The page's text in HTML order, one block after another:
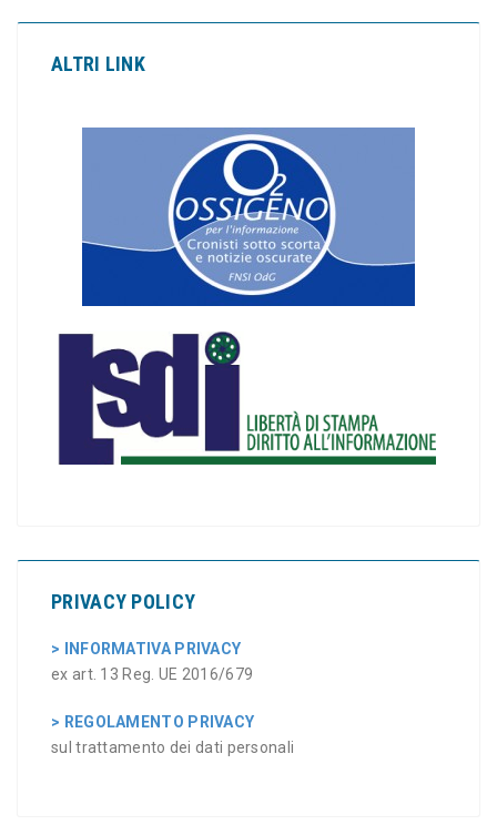
ALTRI LINK
PRIVACY POLICY
> INFORMATIVA PRIVACY
ex art. 13 Reg. UE 2016/679
> REGOLAMENTO PRIVACY
sul trattamento dei dati personali